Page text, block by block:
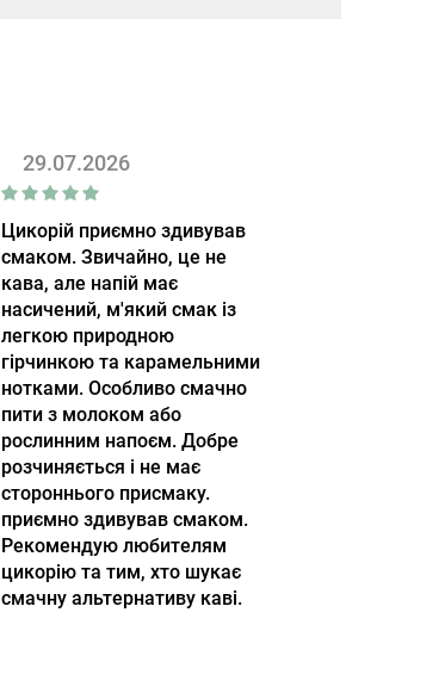
29.07.2026
Цикорій приємно здивував
смаком. Звичайно, це не
кава, але напій має
насичений, м'який смак із
легкою природною
гірчинкою та карамельними
нотками. Особливо смачно
пити з молоком або
рослинним напоєм. Добре
розчиняється і не має
стороннього присмаку.
приємно здивував смаком.
Рекомендую любителям
цикорію та тим, хто шукає
смачну альтернативу каві.